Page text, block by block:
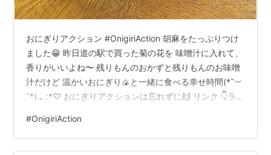
おにぎりアクション #OnigiriAction 胡麻をたっぷりつけ
ました😁 昨日道の駅で買った菊の花を 味噌汁に入れて、
香りがいいよね〜 残りもんのおかずと残りもんのお味噌
汁だけど 温かいおにぎり🍙と一緒に食べる幸せ時間(*˘︶
˘*).｡.:*♡ おにぎりアクションは忘れずに🙌 リンク 👇ラン
す📘✨ にほんブログ村 ランキング参加中【公式】2025
年開設ブログランキング参加中車中泊ランキング参加中
#OnigiriAction